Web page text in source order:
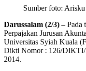
Sumber foto:
Darussalam (2/3) – Pada
Perpajakan Jurusan
Universitas Syiah Kuala
Dikti Nomor : 126/DIKTI/
2014.